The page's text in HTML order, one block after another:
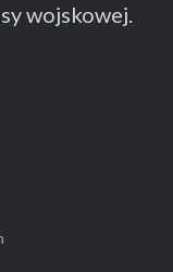
wojskowej.